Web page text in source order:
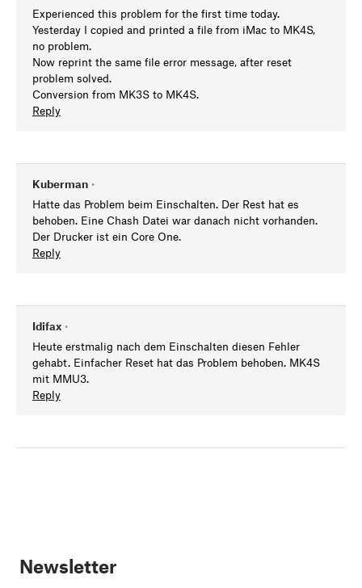
Experienced this problem for the first time today.
Yesterday I copied and printed a file from iMac to MK4S,
no problem.
Now reprint the same file error message, after reset
problem solved.
Conversion from MK3S to MK4S.
Reply
Kuberman •
Hatte das Problem beim Einschalten. Der Rest hat es
behoben. Eine Chash Datei war danach nicht vorhanden.
Der Drucker ist ein Core One.
Reply
Idifax •
Heute erstmalig nach dem Einschalten diesen Fehler
gehabt. Einfacher Reset hat das Problem behoben. MK4S
mit MMU3.
Reply
Newsletter